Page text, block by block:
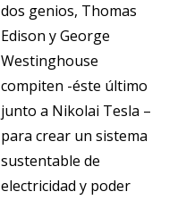
dos genios, Thomas
Edison y George
Westinghouse
compiten -éste último
junto a Nikolai Tesla –
para crear un sistema
sustentable de
electricidad y poder